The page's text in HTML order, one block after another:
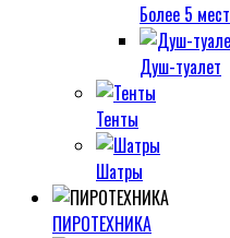
Более 5 мест
Душ-туалет
Тенты
Шатры
ПИРОТЕХНИКА